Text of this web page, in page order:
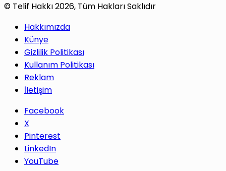
© Telif Hakkı 2026, Tüm Hakları Saklıdır
Hakkımızda
Künye
Gizlilik Politikası
Kullanım Politikası
Reklam
İletişim
Facebook
X
Pinterest
LinkedIn
YouTube